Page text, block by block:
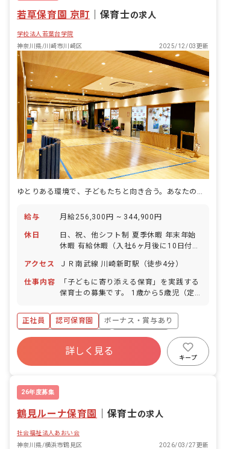
若草保育園 京町 保育士の求人
学校法人若葉台学院
神奈川県/川崎市川崎区
2025/12/03更新
ゆとりある環境で、子どもたちと向き合う。あなたの理想の保育がここにあります。
給与 月給256,300円 ~ 344,900円
休日
日、祝、他シフト制 夏季休暇 年末年始
休暇 有給休暇（入社6ヶ月後に10日付
アクセス
ＪＲ南武線 川崎新町駅（徒歩4分）
仕事内容
「子どもに寄り添える保育」を実践する
保育士の募集です。 1歳から5歳児（定
だきます。 ・昨年度の有給休暇消化率は
89%で、100%を目指しています。柔軟
なシフト対応が可能です。 ・川崎市保育
士修学資金貸付制度や借上げ社宅制度な
ど、多様な制度が利用可能です。 ・これ
から保育士の仕事を始めたい方、ブラン
正社員 認可保育園
ボーナス・賞与あり
寮・住宅・家賃補助あり
社会保険完備
福利厚生充実
退職金制度
詳しく見る
キープ
26年度募集
鶴見ルーナ保育園 保育士の求人
社会福祉法人あおい会
神奈川県/横浜市鶴見区
2026/03/27更新